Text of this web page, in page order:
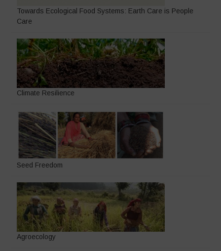
Towards Ecological Food Systems: Earth Care is People
Care
Climate Resilience
Seed Freedom
Agroecology